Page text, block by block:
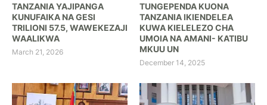
TANZANIA YAJIPANGA
KUNUFAIKA NA GESI
TRILIONI 57.5, WAWEKEZAJI
WAALIKWA
March 21, 2026
TUNGEPENDA KUONA
TANZANIA IKIENDELEA
KUWA KIELELEZO CHA
UMOIA NA AMANI- KATIBU
MKUU UN
December 14, 2025